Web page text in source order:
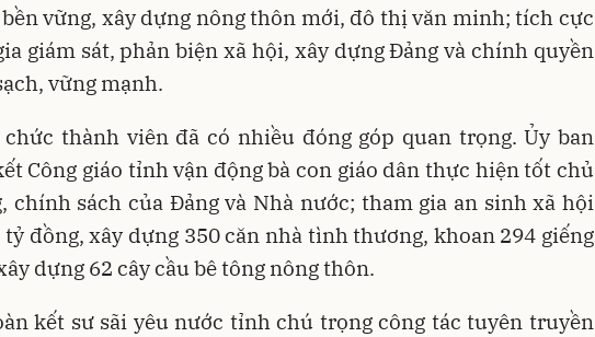
vững, xây dựng nông thôn mới, đô thị văn minh; tích cực
giám sát, phản biện xã hội, xây dựng Đảng và chính quyền
vững mạnh.
chức thành viên đã có nhiều đóng góp quan trọng. Ủy ban
Công giáo tỉnh vận động bà con giáo dân thực hiện tốt chủ
chính sách của Đảng và Nhà nước; tham gia an sinh xã hội
tỷ đồng, xây dựng 350 căn nhà tình thương, khoan 294 giếng
dựng 62 cây cầu bê tông nông thôn.
kết sư sãi yêu nước tỉnh chú trọng công tác tuyên truyền